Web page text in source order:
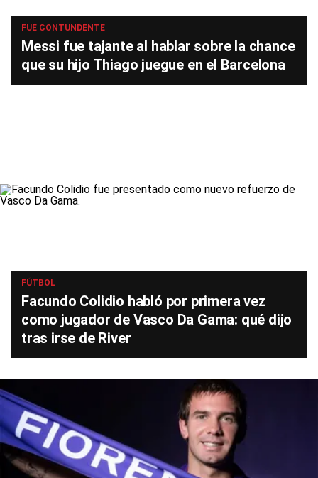
FUE CONTUNDENTE
Messi fue tajante al hablar sobre la chance
que su hijo Thiago juegue en el Barcelona
FÚTBOL
Facundo Colidio habló por primera vez
como jugador de Vasco Da Gama: qué dijo
tras irse de River